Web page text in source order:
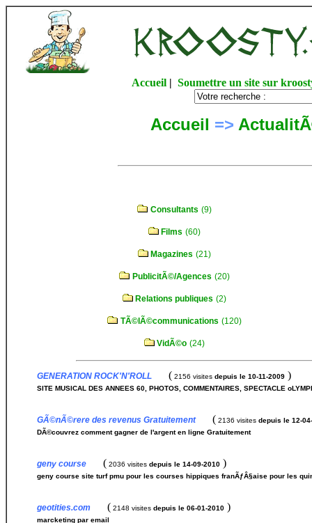
Accueil |Soumettre un site sur
Accueil =>
Consultants (9)
Films (60)
Magazines (21)
PublicitÃ©/Agences (20)
Relations publiques (2)
TÃ©lÃ©communications (120)
VidÃ©o (24)
GENERATION ROCK'N'ROLL ( 2156 visites depuis le 10-11-2009 )
SITE MUSICAL DES ANNEES 60, PHOTOS, COMMENTAIRES, SPECTACLE
GÃ©nÃ©rere des revenus Gratuitement( 2136 visites depuis le 12-
DÃ©couvrez comment gagner de l'argent en ligne Gratuitement
geny course ( 2036 visites depuis le 14-09-2010 )
geny course site turf pmu pour les courses hippiques franÃƒÂ§aise pour les
geotities.com ( 2148 visites depuis le 06-01-2010 )
marcketing par email